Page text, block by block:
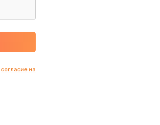
согласие на